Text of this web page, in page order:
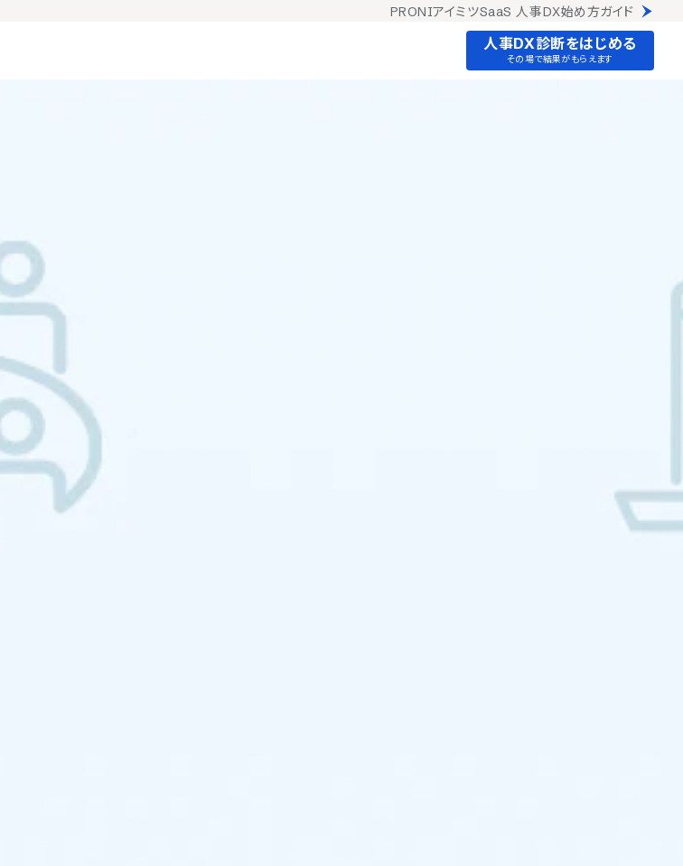
PRONIアイミツSaaS 人事DX始め方ガイド
人事DX診断をはじめる
その場で結果がもらえます